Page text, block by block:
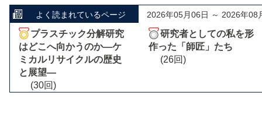
よく読まれているページ 2026年05月06日 ～ 2026年08
プラスチック分解研究
はどこへ向かうのか―ケ
ミカルリサイクルの歴史
と展望―
(30回)
研究者としての私を形
作った「師匠」たち
(26回)